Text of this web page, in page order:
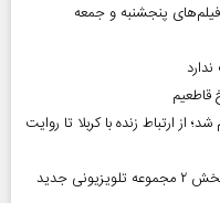
پنجشنبه و جمعه
از ارتباط زنده با کربلا تا روایت
هنرمند منحصر‌به‌فردی را از دست دادیم/ پخش ۲ مجموعه تلویزیونی جدید